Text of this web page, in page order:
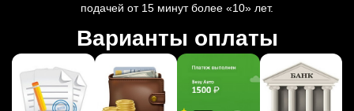
подачей от 15 минут более «10» лет.
Варианты оплаты